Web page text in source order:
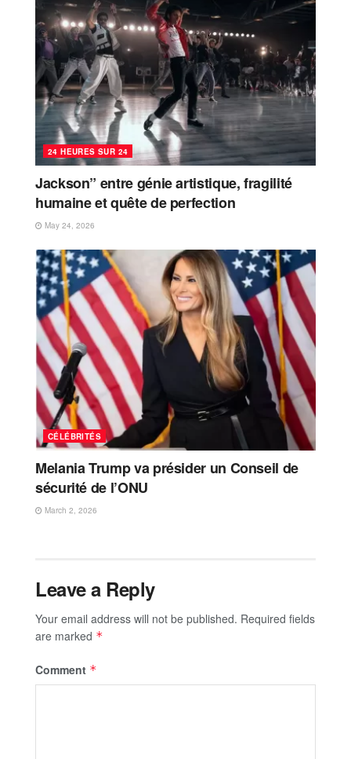
24 HEURES SUR 24
Jackson” entre génie artistique, fragilité
humaine et quête de perfection
May 24, 2026
CÉLÉBRITÉS
Melania Trump va présider un Conseil de
sécurité de l’ONU
March 2, 2026
Leave a Reply
Your email address will not be published. Required fields
are marked *
Comment *